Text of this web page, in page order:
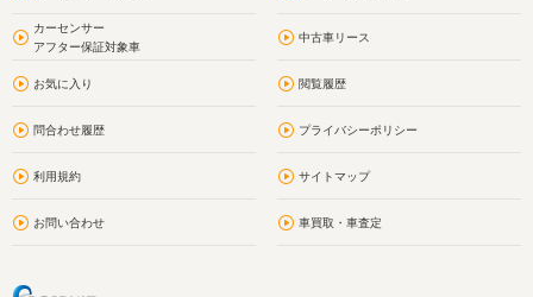
カーセンサー
アフター保証対象車
中古車リース
お気に入り 閲覧履歴
問合わせ履歴 プライバシーポリシー
利用規約 サイトマップ
お問い合わせ 車買取・車査定